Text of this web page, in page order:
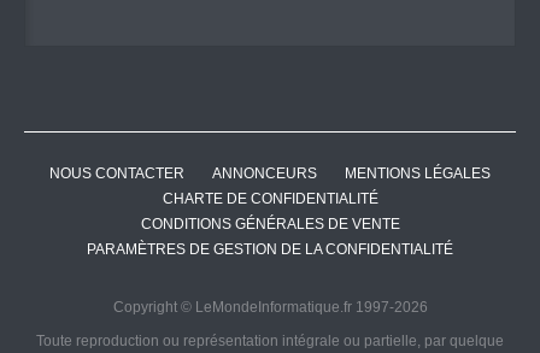
NOUS CONTACTER ANNONCEURS
MENTIONS LÉGALES
CHARTE DE CONFIDENTIALITÉ
CONDITIONS GÉNÉRALES DE VENTE
PARAMÈTRES DE GESTION DE LA CONFIDENTIALITÉ
Copyright © LeMondeInformatique.fr 1997-2026
Toute reproduction ou représentation intégrale ou partielle, par quelque